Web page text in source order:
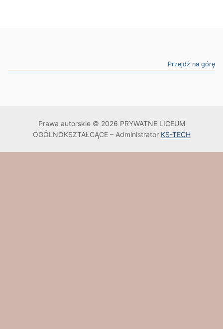
Przejdź na górę
Prawa autorskie © 2026 PRYWATNE LICEUM
OGÓLNOKSZTAŁCĄCE – Administrator KS-TECH